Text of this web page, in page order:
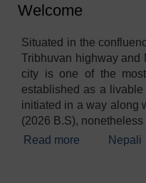
Welcome
Situated in the
Tribhuvan highway and
city is one of the
established as a
initiated in a way along
(2026 B.S),
Read more aboutNepali